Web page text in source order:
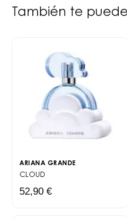
del día. Una manera
firma reconfortante de
También te
ARIANA GRANDE
CLOUD
52,90 €